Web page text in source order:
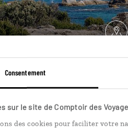
Consentement
sur le site de Comptoir des
des cookies pour faciliter votre